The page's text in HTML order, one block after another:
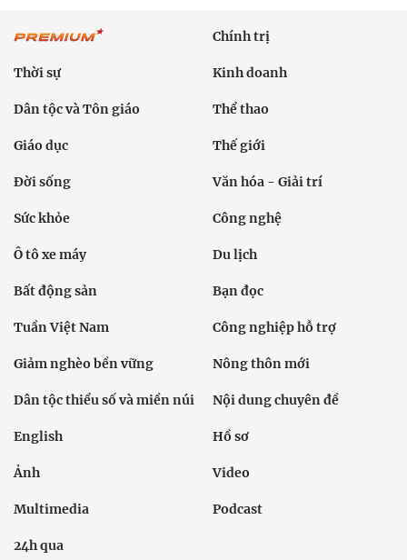
Chính trị
Thời sự Kinh doanh
Dân tộc và Tôn giáo Thể thao
Giáo dục Thế giới
Đời sống Văn hóa - Giải trí
Sức khỏe Công nghệ
Ô tô xe máy Du lịch
Bất động sản Bạn đọc
Tuần Việt Nam Công nghiệp hỗ trợ
Giảm nghèo bền vững Nông thôn mới
Dân tộc thiểu số và miền núi Nội dung chuyên đề
English Hồ sơ
Ảnh Video
Multimedia Podcast
24h qua